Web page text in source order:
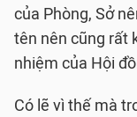
của Phòng, Sở
tên nên cũng rất
nhiệm của Hội
Có lẽ vì thế mà